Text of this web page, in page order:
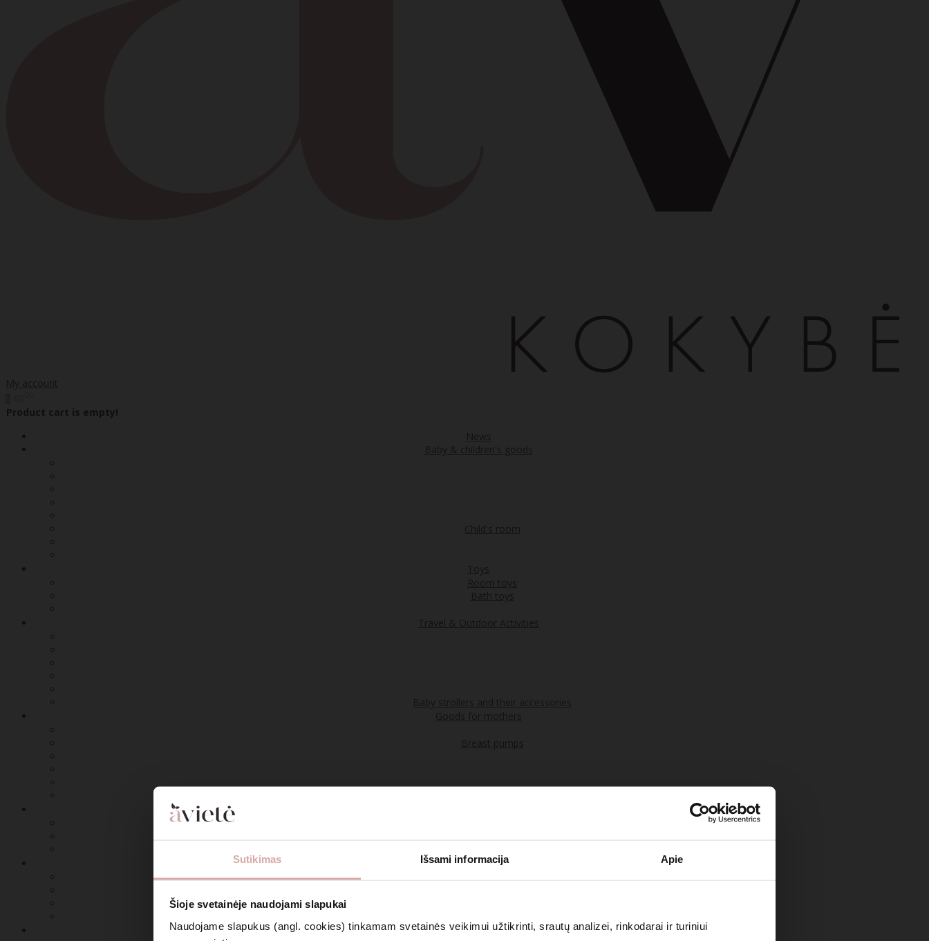
Sutikimas Išsami informacija Apie
Šioje svetainėje naudojami slapukai
Naudojame slapukus (angl. cookies) tinkamam svetainės veikimui užtikrinti, srautų analizei, rinkodarai ir turiniui
My account
Product cart is empty!
News
Baby & children's goods
Child's room
Toys
Room toys
Bath toys
Travel & Outdoor Activities
Baby strollers and their accessories
Goods for mothers
Breast pumps
Cosmetics & Aromatherapy
Clothing